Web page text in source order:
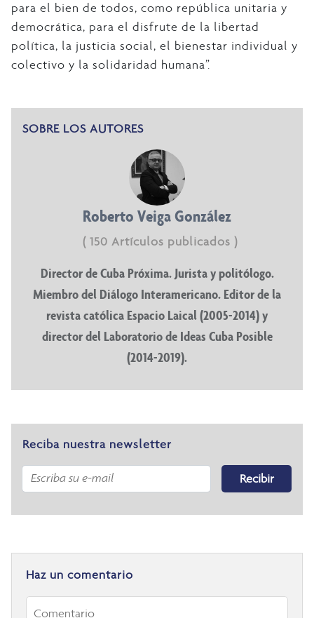
para el bien de todos, como república unitaria y
democrática, para el disfrute de la libertad
política, la justicia social, el bienestar individual y
colectivo y la solidaridad humana”.
SOBRE LOS AUTORES
Roberto Veiga González
( 150 Artículos publicados )
Director de Cuba Próxima. Jurista y politólogo.
Miembro del Diálogo Interamericano. Editor de la
revista católica Espacio Laical (2005-2014) y
director del Laboratorio de Ideas Cuba Posible
(2014-2019).
Reciba nuestra newsletter
Recibir
Haz un comentario